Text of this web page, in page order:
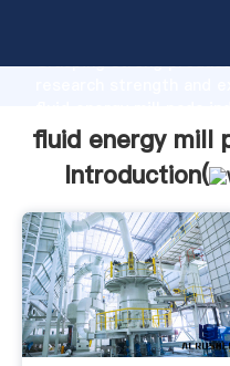
Grasping strong
the value and bring
fluid energy mill
Introduction(